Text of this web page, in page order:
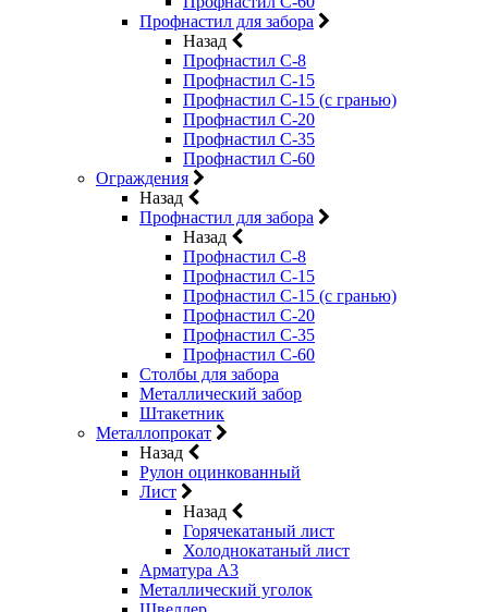
Профнастил для забора
Назад
Профнастил С-8
Профнастил С-15
Профнастил С-15 (с гранью)
Профнастил С-20
Профнастил С-35
Профнастил С-60
Ограждения
Назад
Профнастил для забора
Назад
Профнастил С-8
Профнастил С-15
Профнастил С-15 (с гранью)
Профнастил С-20
Профнастил С-35
Профнастил С-60
Столбы для забора
Металлический забор
Штакетник
Металлопрокат
Назад
Рулон оцинкованный
Лист
Назад
Горячекатаный лист
Холоднокатаный лист
Арматура А3
Металлический уголок